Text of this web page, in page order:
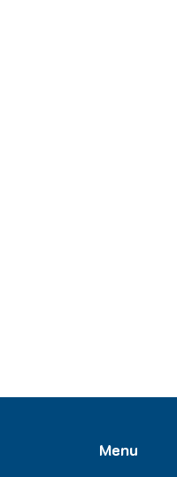
Menu